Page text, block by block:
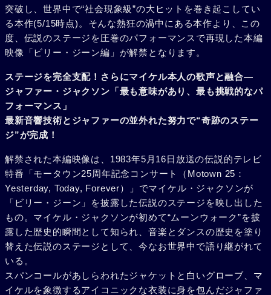
突破し、世界中で“社会現象級”の大ヒットを巻き起こしてい
る本作(5/15時点)。そんな熱狂の渦中にある本作より、この
度、伝説のステージを圧巻のパフォーマンスで再現した本編
映像「ビリー・ジーン編」が解禁となります。
ステージを完全支配！さらにマイケル本人の歌声と融合―
ジャファー・ジャクソン「最も意味があり、最も挑戦的なパ
フォーマンス」
最新音響技術とジャファーの並外れた努力で“奇跡のステー
ジ”が完成！
解禁された本編映像は、1983年5月16日放送の伝説的テレビ
特番「モータウン25周年記念コンサート（Motown 25：
Yesterday, Today, Forever）」でマイケル・ジャクソンが
「ビリー・ジーン」を披露した伝説のステージを映し出した
もの。マイケル・ジャクソンが初めて“ムーンウォーク”を披
露した歴史的瞬間として知られ、音楽とダンスの歴史を塗り
替えた伝説のステージとして、今なお世界中で語り継がれて
いる。
スパンコールがあしらわれたジャケットと白いグローブ、マ
イケルを象徴するアイコニックな衣装に身を包んだジャファ